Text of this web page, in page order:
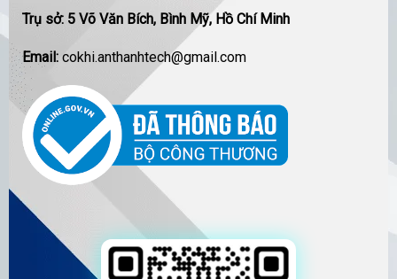
Trụ sở: 5 Võ Văn Bích, Bình Mỹ, Hồ Chí Minh
Email: cokhi.anthanhtech@gmail.com